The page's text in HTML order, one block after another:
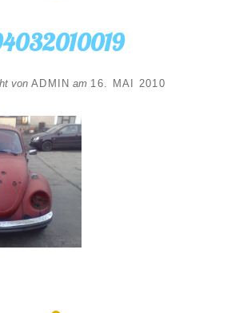
von ADMIN am 16. MAI 2010